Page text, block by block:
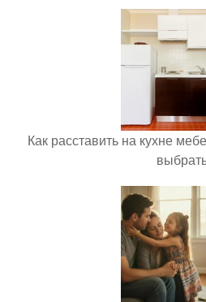
Как расставить на кухне